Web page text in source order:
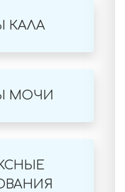
КАЛА
МОЧИ